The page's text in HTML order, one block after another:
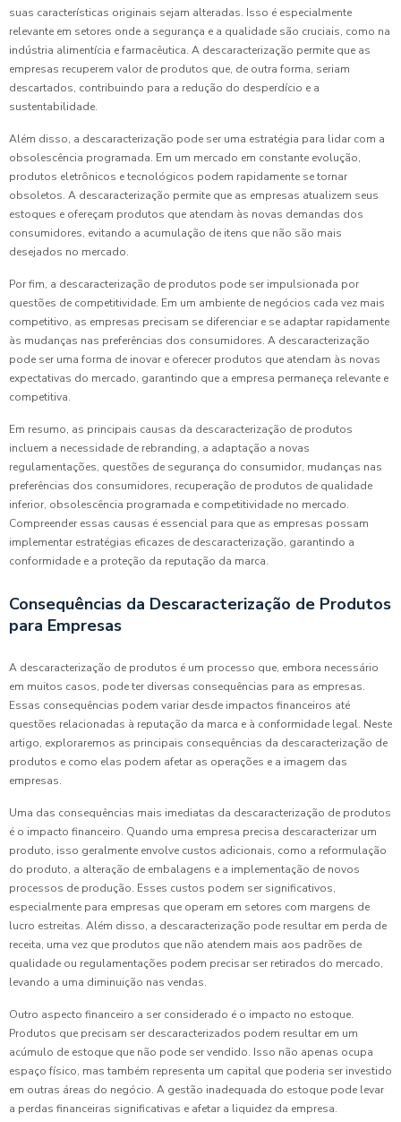
suas características originais sejam alteradas. Isso é especialmente
relevante em setores onde a segurança e a qualidade são cruciais, como na
indústria alimentícia e farmacêutica. A descaracterização permite que as
empresas recuperem valor de produtos que, de outra forma, seriam
descartados, contribuindo para a redução do desperdício e a
sustentabilidade.
Além disso, a descaracterização pode ser uma estratégia para lidar com a
obsolescência programada. Em um mercado em constante evolução,
produtos eletrônicos e tecnológicos podem rapidamente se tornar
obsoletos. A descaracterização permite que as empresas atualizem seus
estoques e ofereçam produtos que atendam às novas demandas dos
consumidores, evitando a acumulação de itens que não são mais
desejados no mercado.
Por fim, a descaracterização de produtos pode ser impulsionada por
questões de competitividade. Em um ambiente de negócios cada vez mais
competitivo, as empresas precisam se diferenciar e se adaptar rapidamente
às mudanças nas preferências dos consumidores. A descaracterização
pode ser uma forma de inovar e oferecer produtos que atendam às novas
expectativas do mercado, garantindo que a empresa permaneça relevante e
competitiva.
Em resumo, as principais causas da descaracterização de produtos
incluem a necessidade de rebranding, a adaptação a novas
regulamentações, questões de segurança do consumidor, mudanças nas
preferências dos consumidores, recuperação de produtos de qualidade
inferior, obsolescência programada e competitividade no mercado.
Compreender essas causas é essencial para que as empresas possam
implementar estratégias eficazes de descaracterização, garantindo a
conformidade e a proteção da reputação da marca.
Consequências da Descaracterização de Produtos
para Empresas
A descaracterização de produtos é um processo que, embora necessário
em muitos casos, pode ter diversas consequências para as empresas.
Essas consequências podem variar desde impactos financeiros até
questões relacionadas à reputação da marca e à conformidade legal. Neste
artigo, exploraremos as principais consequências da descaracterização de
produtos e como elas podem afetar as operações e a imagem das
empresas.
Uma das consequências mais imediatas da descaracterização de produtos
é o impacto financeiro. Quando uma empresa precisa descaracterizar um
produto, isso geralmente envolve custos adicionais, como a reformulação
do produto, a alteração de embalagens e a implementação de novos
processos de produção. Esses custos podem ser significativos,
especialmente para empresas que operam em setores com margens de
lucro estreitas. Além disso, a descaracterização pode resultar em perda de
receita, uma vez que produtos que não atendem mais aos padrões de
qualidade ou regulamentações podem precisar ser retirados do mercado,
levando a uma diminuição nas vendas.
Outro aspecto financeiro a ser considerado é o impacto no estoque.
Produtos que precisam ser descaracterizados podem resultar em um
acúmulo de estoque que não pode ser vendido. Isso não apenas ocupa
espaço físico, mas também representa um capital que poderia ser investido
em outras áreas do negócio. A gestão inadequada do estoque pode levar
a perdas financeiras significativas e afetar a liquidez da empresa.